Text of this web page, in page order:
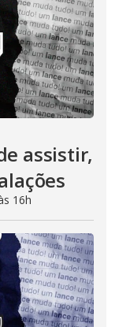
assistir,
16h